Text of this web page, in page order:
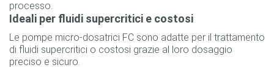
processo.
Ideali per fluidi supercritici e costosi
Le pompe micro-dosatrici FC sono adatte per il trattamento
di fluidi supercritici o costosi grazie al loro dosaggio
preciso e sicuro.